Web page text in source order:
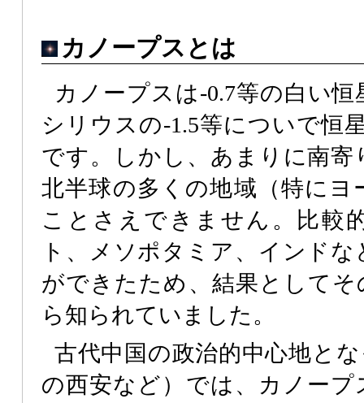
カノープスとは
カノープスは-0.7等の白い
シリウスの-1.5等についで恒
です。しかし、あまりに南
北半球の多くの地域（特に
ことさえできません。比較
ト、メソポタミア、インド
ができたため、結果として
ら知られていました。
古代中国の政治的中心地と
の西安など）では、カノー